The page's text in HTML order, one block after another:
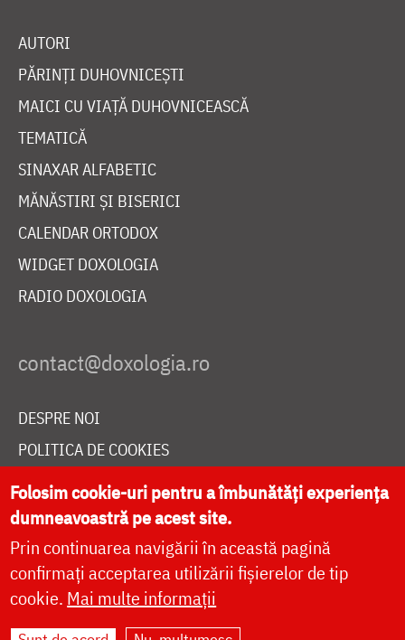
AUTORI
PĂRINȚI DUHOVNICEȘTI
MAICI CU VIAȚĂ DUHOVNICEASCĂ
TEMATICĂ
SINAXAR ALFABETIC
MĂNĂSTIRI ȘI BISERICI
CALENDAR ORTODOX
WIDGET DOXOLOGIA
RADIO DOXOLOGIA
DESPRE NOI
POLITICA DE COOKIES
DONEAZĂ ONLINE PENTRU CATEDRALA NAȚIONALĂ
LIVE
Folosim cookie-uri pentru a îmbunătăți experiența
dumneavoastră pe acest site.
Prin continuarea navigării în această pagină
confirmați acceptarea utilizării fișierelor de tip
cookie. Mai multe informații